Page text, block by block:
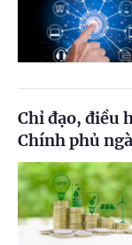
Chỉ đạo, điều
Chính phủ